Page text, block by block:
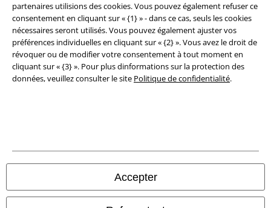
partenaires utilisions des cookies. Vous pouvez également refuser ce
consentement en cliquant sur « {1} » - dans ce cas, seuls les cookies
nécessaires seront utilisés. Vous pouvez également ajuster vos
préférences individuelles en cliquant sur « {2} ». Vous avez le droit de
révoquer ou de modifier votre consentement à tout moment en
cliquant sur « {3} ». Pour plus dinformations sur la protection des
données, veuillez consulter le site Politique de confidentialité.
Accepter
Informations sur l'accessibilité
Paramètres des Cookies
Période de rétractation
Boutiques en ligne EMP